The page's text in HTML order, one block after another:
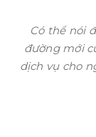
Có thể nói
đường mới
dịch vụ cho